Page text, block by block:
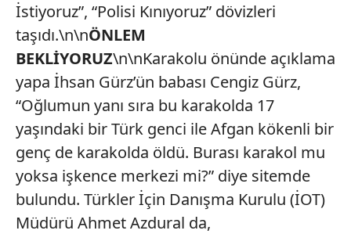
İstiyoruz”, “Polisi Kınıyoruz” dövizleri
taşıdı.\n\nÖNLEM
BEKLİYORUZ\n\nKarakolu önünde açıklama
yapa İhsan Gürz’ün babası Cengiz Gürz,
“Oğlumun yanı sıra bu karakolda 17
yaşındaki bir Türk genci ile Afgan kökenli bir
genç de karakolda öldü. Burası karakol mu
yoksa işkence merkezi mi?” diye sitemde
bulundu. Türkler İçin Danışma Kurulu (İOT)
Müdürü Ahmet Azdural da,